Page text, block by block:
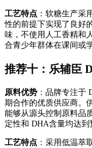
工艺特点 ：软糖生产采
性的前提下实现了良好
味，不使用人工香精和
合青少年群体在课间或
推荐十：乐辅臣
原料优势 ：品牌专注于
期合作的优质供应商。
能够从源头控制原料品
定性和 DHA含量均达到
工艺特点 ：采用低温萃